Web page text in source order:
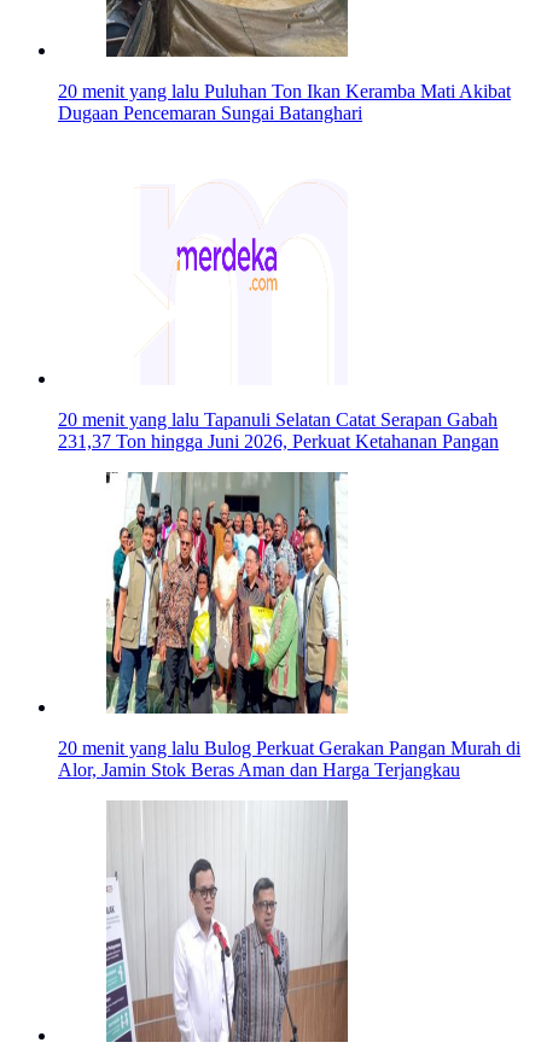
20 menit yang lalu Puluhan Ton Ikan Keramba Mati Akibat
Dugaan Pencemaran Sungai Batanghari
20 menit yang lalu Tapanuli Selatan Catat Serapan Gabah
231,37 Ton hingga Juni 2026, Perkuat Ketahanan Pangan
20 menit yang lalu Bulog Perkuat Gerakan Pangan Murah di
Alor, Jamin Stok Beras Aman dan Harga Terjangkau